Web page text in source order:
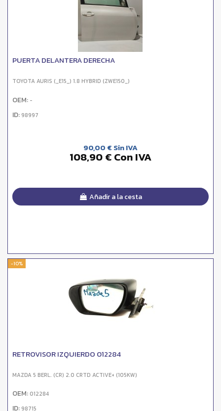
PUERTA DELANTERA DERECHA
TOYOTA AURIS (_E15_) 1.8 HYBRID (ZWE150_)
OEM: -
ID: 98997
90,00 € Sin IVA
108,90 € Con IVA
Añadir a la cesta
-10%
RETROVISOR IZQUIERDO 012284
MAZDA 5 BERL. (CR) 2.0 CRTD ACTIVE+ (105KW)
OEM: 012284
ID: 98715